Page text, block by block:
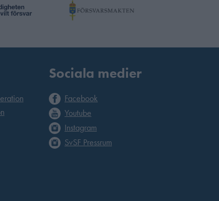
Sociala medier
Facebook
Youtube
Instagram
SvSF Pressrum